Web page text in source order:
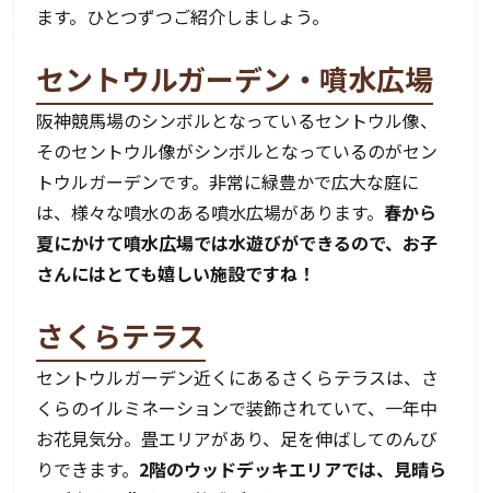
ます。ひとつずつご紹介しましょう。
セントウルガーデン・噴水広場
阪神競馬場のシンボルとなっているセントウル像、
そのセントウル像がシンボルとなっているのがセン
トウルガーデンです。非常に緑豊かで広大な庭に
は、様々な噴水のある噴水広場があります。春から
夏にかけて噴水広場では水遊びができるので、お子
さんにはとても嬉しい施設ですね！
さくらテラス
セントウルガーデン近くにあるさくらテラスは、さ
くらのイルミネーションで装飾されていて、一年中
お花見気分。畳エリアがあり、足を伸ばしてのんび
りできます。 2階のウッドデッキエリアでは、見晴ら